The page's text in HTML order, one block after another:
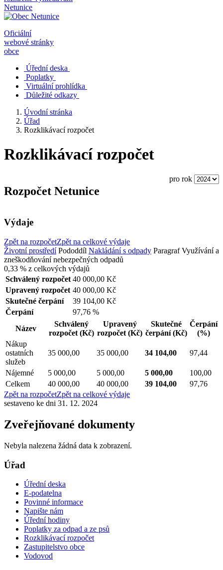
Netunice
Oficiální
webové stránky
obce
Úřední deska
Poplatky
Virtuální prohlídka
Důležité odkazy
Úvodní stránka
Úřad
Rozklikávací rozpočet
Rozklikávací rozpočet
pro rok
Rozpočet Netunice
Výdaje
Zpět na rozpočetZpět na celkové výdaje
Životní prostředí Pododdíl Nakládání s odpady Paragraf Využívání a
zneškodňování nebezpečných odpadů
0,33 % z celkových výdajů
Schválený rozpočet 40 000,00 Kč
Upravený rozpočet 40 000,00 Kč
Skutečné čerpání
39 104,00 Kč
Čerpání
97,76 %
Název
Schválený
rozpočet (Kč)
Upravený
rozpočet (Kč)
Skutečné
čerpání(Kč)
Čerpání
(%)
Nákup
ostatních
služeb
35 000,00 35 000,00 34 104,00 97,44
Nájemné 5 000,00 5 000,00 5 000,00
100,00
Celkem
40 000,00 40 000,00 39 104,00
97,76
Zpět na rozpočetZpět na celkové výdaje
sestaveno ke dni 31. 12. 2024
Zveřejňované dokumenty
Nebyla nalezena žádná data k zobrazení.
Úřad
Úřední deska
E-podatelna
Povinné informace
Napište nám
Úřední hodiny
Poplatky za odpad a ze psů
Rozklikávací rozpočet
Zastupitelstvo obce
Vodovod